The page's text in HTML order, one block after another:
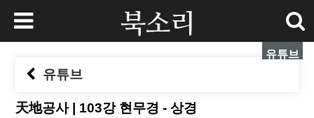
유튜브
유튜브
天地공사 | 103강 현무경 - 상경